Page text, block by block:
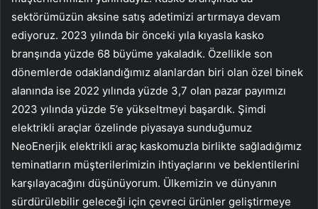
sektörümüzün aksine satış adetimizi artırmaya devam
ediyoruz. 2023 yılında bir önceki yıla kıyasla kasko
branşında yüzde 68 büyüme yakaladık. Özellikle son
dönemlerde odaklandığımız alanlardan biri olan özel binek
alanında ise 2022 yılında yüzde 3,7 olan pazar payımızı
2023 yılında yüzde 5’e yükseltmeyi başardık. Şimdi
elektrikli araçlar özelinde piyasaya sunduğumuz
NeoEnerjik elektrikli araç kaskomuzla birlikte sağladığımız
teminatların müşterilerimizin ihtiyaçlarını ve beklentilerini
karşılayacağını düşünüyorum. Ülkemizin ve dünyanın
sürdürülebilir geleceği için çevreci ürünler geliştirmeye